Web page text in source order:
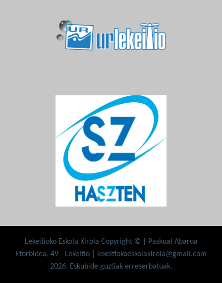
Lekeitioko Eskola Kirola Copyright © | Paskual Abaroa
Etorbidea, 49 - Lekeitio | lekeitiokoeskolakirola@gmail.com
2026. Eskubide guztiak erreserbatuak.